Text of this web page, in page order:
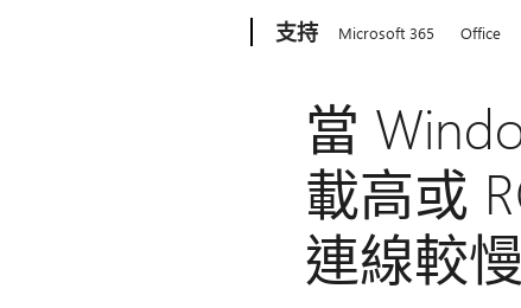
支持 Microsoft 365 Office
當
載高或
連線較